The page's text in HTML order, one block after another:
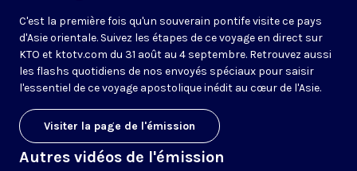
C'est la première fois qu'un souverain pontife visite ce pays
d'Asie orientale. Suivez les étapes de ce voyage en direct sur
KTO et ktotv.com du 31 août au 4 septembre. Retrouvez aussi
les flashs quotidiens de nos envoyés spéciaux pour saisir
l'essentiel de ce voyage apostolique inédit au cœur de l'Asie.
Visiter la page de l'émission
Autres vidéos de l'émission